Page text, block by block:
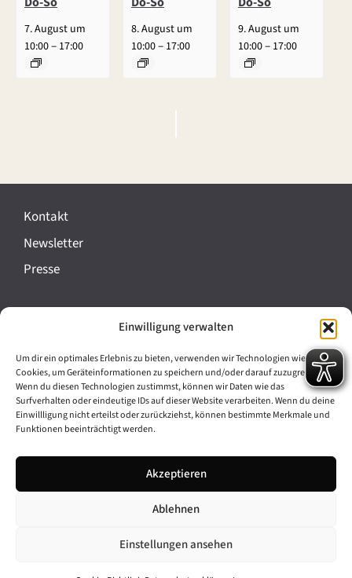
Einwilligung verwalten
Um dir ein optimales Erlebnis zu bieten, verwenden wir Technologien wie
Cookies, um Geräteinformationen zu speichern und/oder darauf zuzugreifen.
Wenn du diesen Technologien zustimmst, können wir Daten wie das
Surfverhalten oder eindeutige IDs auf dieser Website verarbeiten. Wenn du deine
Einwillligung nicht erteilst oder zurückziehst, können bestimmte Merkmale und
Funktionen beeinträchtigt werden.
Akzeptieren
Ablehnen
Einstellungen ansehen
7. August um
10:00– 17:00
8. August um
10:00– 17:00
9. August um
10:00– 17:00
e
a
n
t
l
t
u
g
-
Kontakt
Newsletter
Presse
Cookie-Richtlinie (EU)
Barrierefreiheit